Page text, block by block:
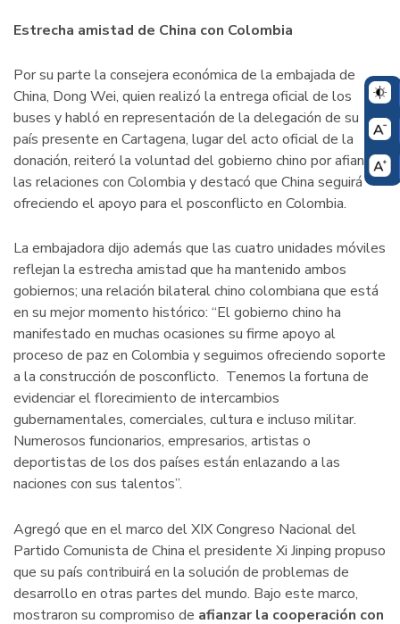
Estrecha amistad de China con Colombia
Por su parte la consejera económica de la embajada de
China, Dong Wei, quien realizó la entrega oficial de los
buses y habló en representación de la delegación de su
país presente en Cartagena, lugar del acto oficial de la
donación, reiteró la voluntad del gobierno chino por afianzar
las relaciones con Colombia y destacó que China seguirá
ofreciendo el apoyo para el posconflicto en Colombia.
La embajadora dijo además que las cuatro unidades móviles
reflejan la estrecha amistad que ha mantenido ambos
gobiernos; una relación bilateral chino colombiana que está
en su mejor momento histórico: “El gobierno chino ha
manifestado en muchas ocasiones su firme apoyo al
proceso de paz en Colombia y seguimos ofreciendo soporte
a la construcción de posconflicto. Tenemos la fortuna de
evidenciar el florecimiento de intercambios
gubernamentales, comerciales, cultura e incluso militar.
Numerosos funcionarios, empresarios, artistas o
deportistas de los dos países están enlazando a las
naciones con sus talentos”.
Agregó que en el marco del XIX Congreso Nacional del
Partido Comunista de China el presidente Xi Jinping propuso
que su país contribuirá en la solución de problemas de
desarrollo en otras partes del mundo. Bajo este marco,
mostraron su compromiso de afianzar la cooperación con